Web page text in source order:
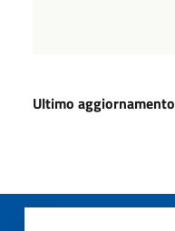
Ultimo aggiornamento